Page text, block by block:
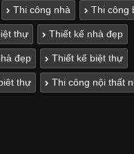
Thi công nhà Thi công
thự Thiết kế nhà đẹp
đẹp Thiết kế biệt thự
thự Thi công nội thất